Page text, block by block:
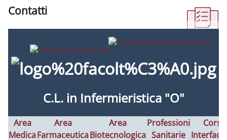
Contatti
C.L. in Infermieristica "O"
Area
Medica
Area
Farmaceutica
Area
Biotecnologica
Professioni
Sanitarie
Corsi